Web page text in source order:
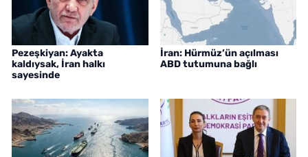
Pezeşkiyan: Ayakta
kaldıysak, İran halkı
sayesinde
İran: Hürmüz’ün açılması
ABD tutumuna bağlı